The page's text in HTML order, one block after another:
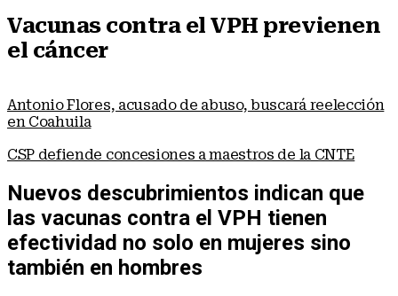
Vacunas contra el VPH previenen
el cáncer
Antonio Flores, acusado de abuso, buscará reelección
en Coahuila
CSP defiende concesiones a maestros de la CNTE
Nuevos descubrimientos indican que
las vacunas contra el VPH tienen
efectividad no solo en mujeres sino
también en hombres